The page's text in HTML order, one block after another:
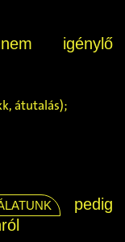
igénylő
átutalás);
pedig